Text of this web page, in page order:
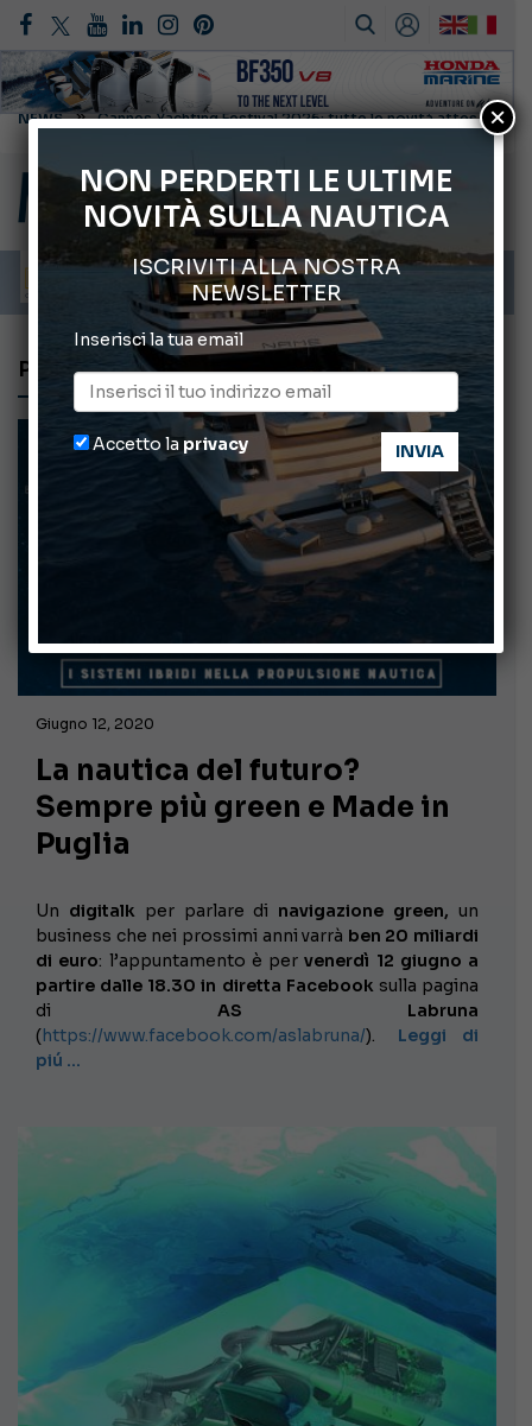
Montecristo Yachting, l’orologio per il diportista
Gommoni Callegari acquisisce Geniuss
66° Salone Nautico Internazionale di Genova
ABOFA 2026: la fiera del mare ad Aqaba
Cannes Yachting Festival 2026: tutte le novità attese a settembre
PROPULSIONE
Giugno 12, 2020
La nautica del futuro?
Sempre più green e Made in
Puglia
Un digitalk per parlare di navigazione green,un
business che nei prossimi anni varrà ben 20 miliardi
di euro: l’appuntamento è pervenerdì 12 giugno a
partire dalle 18.30 in diretta Facebook sulla pagina
di AS Labruna
(https://www.facebook.com/aslabruna/).
Leggi di
piú …
NON PERDERTI LE ULTIME
NOVITÀ SULLA NAUTICA
ISCRIVITI ALLA NOSTRA
NEWSLETTER
Inserisci la tua email
Accetto la privacy
×